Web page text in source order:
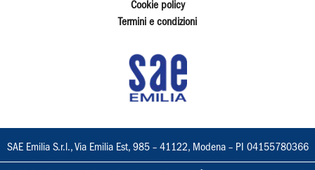
Cookie policy
Termini e condizioni
SAE Emilia S.r.l., Via Emilia Est, 985 – 41122, Modena – PI 04155780366